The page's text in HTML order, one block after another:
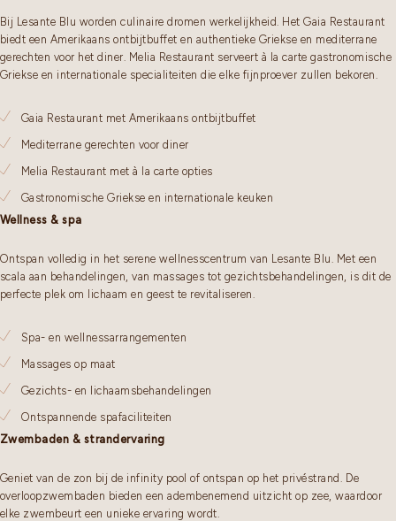
Bij Lesante Blu worden culinaire dromen werkelijkheid. Het Gaia Restaurant
biedt een Amerikaans ontbijtbuffet en authentieke Griekse en mediterrane
gerechten voor het diner. Melia Restaurant serveert à la carte gastronomische
Griekse en internationale specialiteiten die elke fijnproever zullen bekoren.
Gaia Restaurant met Amerikaans ontbijtbuffet
Mediterrane gerechten voor diner
Melia Restaurant met à la carte opties
Gastronomische Griekse en internationale keuken
Wellness & spa
Ontspan volledig in het serene wellnesscentrum van Lesante Blu. Met een
scala aan behandelingen, van massages tot gezichtsbehandelingen, is dit de
perfecte plek om lichaam en geest te revitaliseren.
Spa- en wellnessarrangementen
Massages op maat
Gezichts- en lichaamsbehandelingen
Ontspannende spafaciliteiten
Zwembaden & strandervaring
Geniet van de zon bij de infinity pool of ontspan op het privéstrand. De
overloopzwembaden bieden een adembenemend uitzicht op zee, waardoor
elke zwembeurt een unieke ervaring wordt.